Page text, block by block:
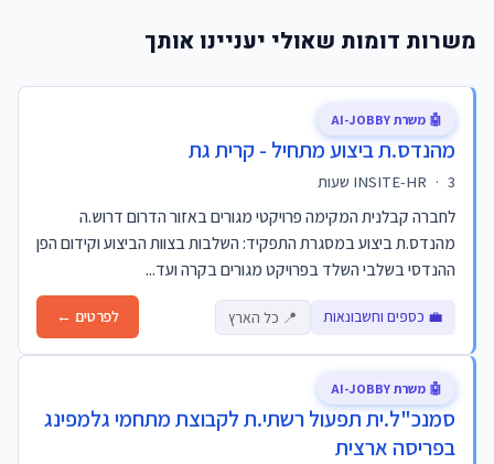
משרות דומות שאולי יעניינו אותך
מהנדס.ת ביצוע מתחיל - קרית גת
INSITE-HR · 3 שעות
לחברה קבלנית המקימה פרויקטי מגורים באזור הדרום דרוש.ה
מהנדס.ת ביצוע במסגרת התפקיד: השלבות בצוות הביצוע וקידום הפן
ההנדסי בשלבי השלד בפרויקט מגורים בקרה ועד...
💼 כספים וחשבונאות 📍 כל הארץ לפרטים ←
🤖 משרת AI-JOBBY
סמנכ"ל.ית תפעול רשתי.ת לקבוצת מתחמי גלמפינג
בפריסה ארצית
🤖 משרת AI-JOBBY